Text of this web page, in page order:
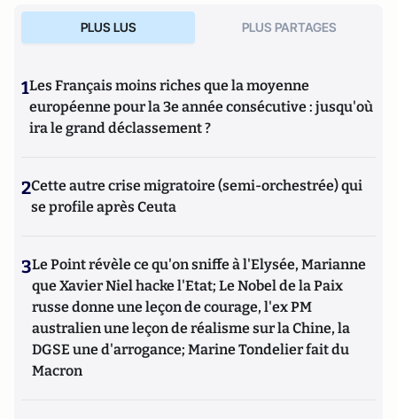
PLUS LUS PLUS PARTAGES
1Les Français moins riches que la moyenne
européenne pour la 3e année consécutive : jusqu'où
ira le grand déclassement ?
2Cette autre crise migratoire (semi-orchestrée) qui
se profile après Ceuta
3Le Point révèle ce qu'on sniffe à l'Elysée, Marianne
que Xavier Niel hacke l'Etat; Le Nobel de la Paix
russe donne une leçon de courage, l'ex PM
australien une leçon de réalisme sur la Chine, la
DGSE une d'arrogance; Marine Tondelier fait du
Macron